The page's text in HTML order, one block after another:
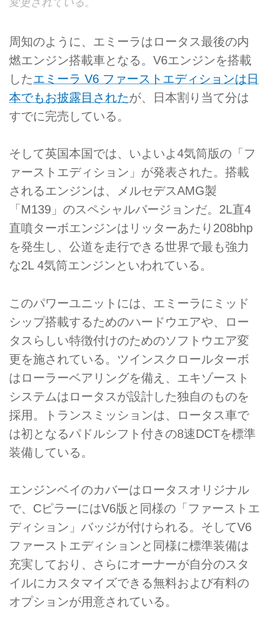
周知のように、エミーラはロータス最後の内
燃エンジン搭載車となる。V6エンジンを搭載
したエミーラ V6 ファーストエディションは日
本でもお披露目されたが、日本割り当て分は
すでに完売している。
そして英国本国では、いよいよ4気筒版の「フ
ァーストエディション」が発表された。搭載
されるエンジンは、メルセデスAMG製
「M139」のスペシャルバージョンだ。2L直4
直噴ターボエンジンはリッターあたり208bhp
を発生し、公道を走行できる世界で最も強力
な2L 4気筒エンジンといわれている。
このパワーユニットには、エミーラにミッド
シップ搭載するためのハードウエアや、ロー
タスらしい特徴付けのためのソフトウエア変
更を施されている。ツインスクロールターボ
はローラーベアリングを備え、エキゾースト
システムはロータスが設計した独自のものを
採用。トランスミッションは、ロータス車で
は初となるパドルシフト付きの8速DCTを標準
装備している。
エンジンベイのカバーはロータスオリジナル
で、CピラーにはV6版と同様の「ファーストエ
ディション」バッジが付けられる。そしてV6
ファーストエディションと同様に標準装備は
充実しており、さらにオーナーが自分のスタ
イルにカスタマイズできる無料および有料の
オプションが用意されている。